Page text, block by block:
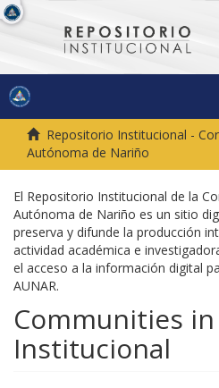
Repositorio Institucional -
Autónoma de Nariño
El Repositorio Institucional de la
Autónoma de Nariño es un sitio
preserva y difunde la producción
actividad académica e
el acceso a la información digital
AUNAR.
Communities
Institucional